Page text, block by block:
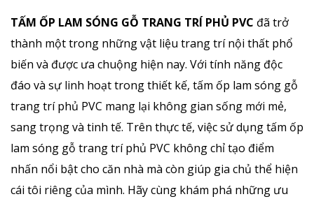
TẤM ỐP LAM SÓNG GỖ TRANG TRÍ PHỦ PVC đã trở
thành một trong những vật liệu trang trí nội thất phổ
biến và được ưa chuộng hiện nay. Với tính năng độc
đáo và sự linh hoạt trong thiết kế, tấm ốp lam sóng gỗ
trang trí phủ PVC mang lại không gian sống mới mẻ,
sang trọng và tinh tế. Trên thực tế, việc sử dụng tấm ốp
lam sóng gỗ trang trí phủ PVC không chỉ tạo điểm
nhấn nổi bật cho căn nhà mà còn giúp gia chủ thể hiện
cái tôi riêng của mình. Hãy cùng khám phá những ưu